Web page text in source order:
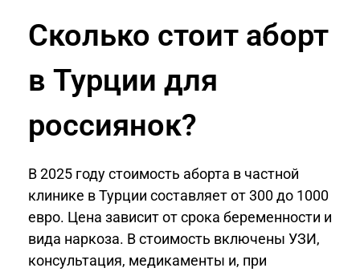
Сколько стоит аборт
в Турции для
россиянок?
В 2025 году стоимость аборта в частной
клинике в Турции составляет от 300 до 1000
евро. Цена зависит от срока беременности и
вида наркоза. В стоимость включены УЗИ,
консультация, медикаменты и, при